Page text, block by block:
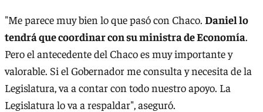
"Me parece muy bien lo que pasó con Chaco. Daniel lo
tendrá que coordinar con su ministra de Economía.
Pero el antecedente del Chaco es muy importante y
valorable. Si el Gobernador me consulta y necesita de la
Legislatura, va a contar con todo nuestro apoyo. La
Legislatura lo va a respaldar", aseguró.